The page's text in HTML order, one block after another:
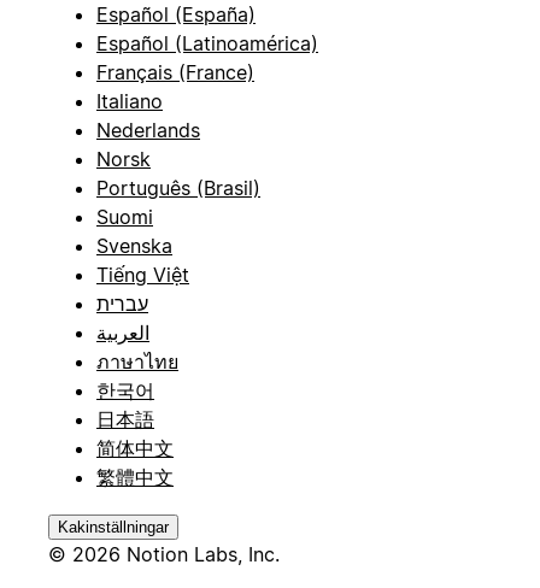
Español (España)
Español (Latinoamérica)
Français (France)
Italiano
Nederlands
Norsk
Português (Brasil)
Suomi
Svenska
Tiếng Việt
עברית
العربية
ภาษาไทย
한국어
日本語
简体中文
繁體中文
Kakinställningar
© 2026 Notion Labs, Inc.